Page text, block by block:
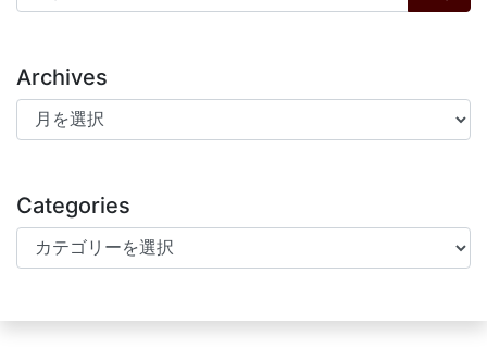
Archives
Archives
Categories
Categories